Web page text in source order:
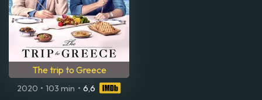
The trip to Greece
2020 • 103 min • 6,6